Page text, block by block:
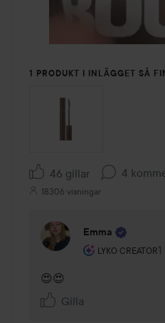
1 PRODUKT I INLÄGGET SÅ
46 gillar 4
18306 visningar
Emma
LYKO CREATOR
Användarens
😍😍
Gilla